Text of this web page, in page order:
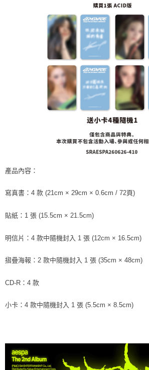
ATM／網路銀行／等多元方式進行付款，方視為交
※ 請注意：結帳手續完成當下不需立刻繳費，但若
購買商品的店家。未經商家同意取消之訂單仍視為
後付繳納相關費用。
※ 交易是否成功請以「AFTEE先享後付 」之結帳頁
是否繳費成功／繳費後需取消欲退款等相關疑問，
客戶支援中心」https://
【注意事項】
１．透過由恩沛科技股份有限公司提供之「AFTEE
易，需依本服務之必要範圍內提供個人資料，並將
權轉讓予恩沛科技股份有限公司。
２．關於個人資料處理事宜，請瀏覽以下網址：
３．未成年的使用者請事先徵得法定代理人或監護
「AFTEE先享後付」，若未經同意申辦者引起之損
時審查核予不同之上限額度；若仍有額度不足之情
５．嚴禁一人註冊多個帳號或使用他人資訊註冊。
7-11取貨付款
每筆NT$60，滿NT$1,599(含以上)免運費
付款後7-11取貨
每筆NT$60，滿NT$1,599(含以上)免運費
付款後門市自取
亞洲國家/地區配送
北美國家/地區配送
歐洲國家/地區配送
產品內容：
寫真書：4 款 (21cm × 29cm × 0.6cm / 72頁)
貼紙：1 張 (15.5cm × 21.5cm)
明信片：4 款中隨機封入 1 張 (12cm × 16.5cm)
摺疊海報：2 款中隨機封入 1 張 (35cm × 48cm)
CD-R：4 款
小卡：4 款中隨機封入 1 張 (5.5cm × 8.5cm)